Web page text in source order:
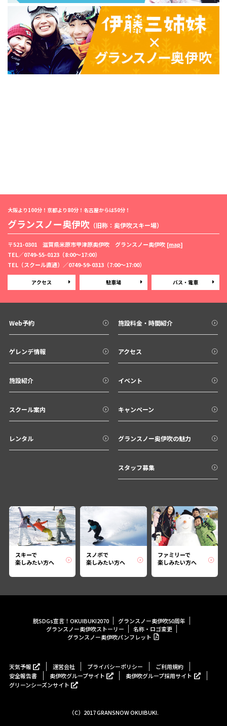
大阪より100分！京都より80分！名古屋からは50分！
グランスノー奥伊吹 （旧称：奥伊吹スキー場）
〒521-0301 滋賀県米原市甲津原奥伊吹 グランスノー奥伊吹 [map]
TEL／0749-55-0123 （8:00〜17:00）
TEL（スクール直通）／0749-59-0313 （7:00〜17:00）
アクセス 駐車場 バス・電車
Web予約
ゲレンデ情報
施設紹介
スクール案内
レンタル
施設料金・時間紹介
アクセス
イベント
キャンペーン
グランスノー奥伊吹の魅力
スタッフ募集
スキーで
楽しみたい方へ
スノボで
楽しみたい方へ
ファミリーで
楽しみたい方へ
脱SDGs宣言！OKUIBUKI2070
グランスノー奥伊吹50周年
グランスノー奥伊吹ストーリー
名称・ロゴ変更
グランスノー奥伊吹パンフレット
天気予報 運営会社 プライバシーポリシー
ご利用規約
安全報告書
奥伊吹グループサイト
奥伊吹グループ採用サイト
グリーンシーズンサイト
（C）2017 GRANSNOW OKUIBUKI.